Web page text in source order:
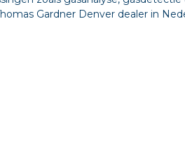
Gardner Denver dealer in